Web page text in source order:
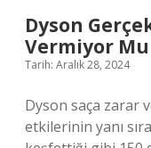
Dyson
Vermiyor Mu
Tarih: Aralık 28, 2024
Dyson saça zarar
etkilerinin yanı